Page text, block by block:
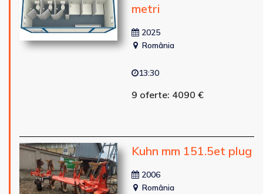
metri
2025
România
13:30
9 oferte: 4090 €
Kuhn mm 151.5et plug
2006
România